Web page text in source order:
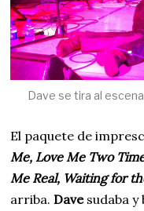
Dave se tira al
El paquete de
Me, Love Me Two
Me Real, Waiting for
arriba. Davesudaba y